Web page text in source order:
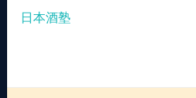
日本酒塾